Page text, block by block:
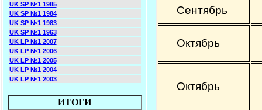
UK SP №1 1985
UK SP №1 1984
UK SP №1 1983
UK SP №1 1963
UK LP №1 2007
UK LP №1 2006
UK LP №1 2005
UK LP №1 2004
UK LP №1 2003
ИТОГИ
Сентябрь
Октябрь
Октябрь